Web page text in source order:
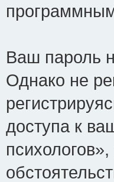
Ваш пароль
Однако не
доступа к